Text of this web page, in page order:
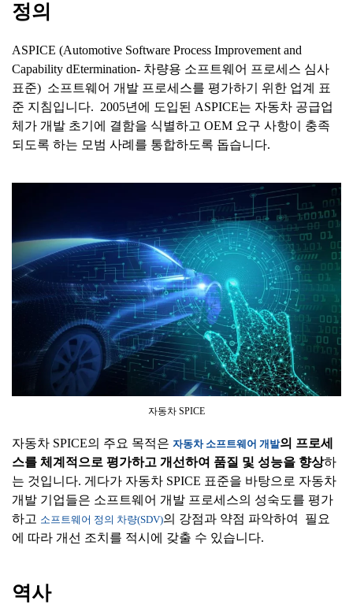
정의
ASPICE (Automotive Software Process Improvement and
Capability dEtermination- 차량용 소프트웨어 프로세스 심사
표준) 소프트웨어 개발 프로세스를 평가하기 위한 업계 표
준 지침입니다. 2005년에 도입된 ASPICE는 자동차 공급업
체가 개발 초기에 결함을 식별하고 OEM 요구 사항이 충족
되도록 하는 모범 사례를 통합하도록 돕습니다.
자동차 SPICE
자동차 SPICE의 주요 목적은 자동차 소프트웨어 개발의 프로세
스를 체계적으로 평가하고 개선하여 품질 및 성능을 향상하
는 것입니다. 게다가 자동차 SPICE 표준을 바탕으로 자동차
개발 기업들은 소프트웨어 개발 프로세스의 성숙도를 평가
하고 소프트웨어 정의 차량(SDV)의 강점과 약점 파악하여 필요
에 따라 개선 조치를 적시에 갖출 수 있습니다.
역사